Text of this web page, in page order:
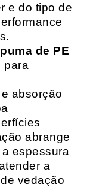
e do tipo de
de PE
para
absorção
abrange
espessura
a
vedação